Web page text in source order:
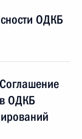
ОДКБ
ОДКБ